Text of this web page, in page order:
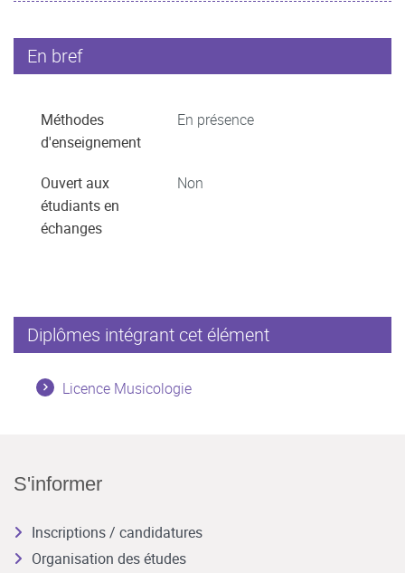
En bref
Méthodes
d'enseignement
En présence
Ouvert aux
étudiants en
échanges
Non
Diplômes intégrant cet élément
Licence Musicologie
S'informer
Inscriptions / candidatures
Organisation des études